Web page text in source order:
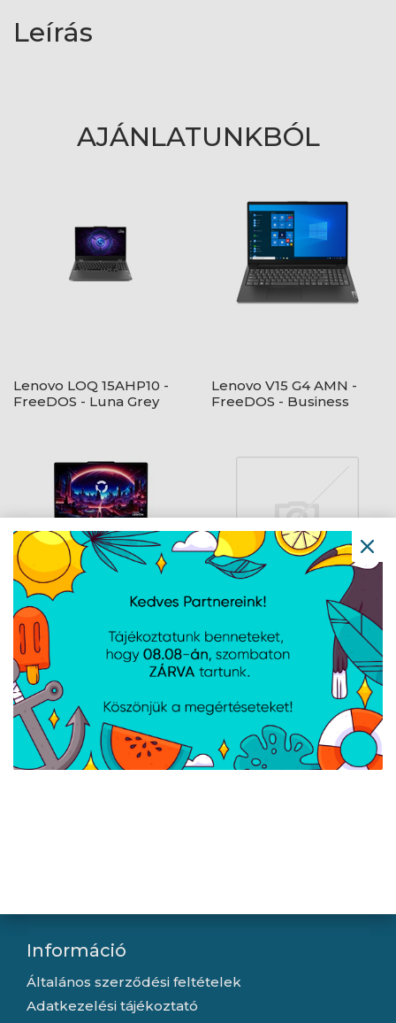
Leírás
AJÁNLATUNKBÓL
Lenovo LOQ 15AHP10 -
FreeDOS - Luna Grey
Lenovo V15 G4 AMN -
FreeDOS - Business
Lenovo Legion 5 15AHP11
- FreeDOS - Eclipse
Black - OLED
ÚJDONSÁG
Lenovo IdeaPad Slim 3
15ABR8 - FreeDOS -
Arctic Grey
Navigáció
Információ
Általános szerződési feltételek
Adatkezelési tájékoztató